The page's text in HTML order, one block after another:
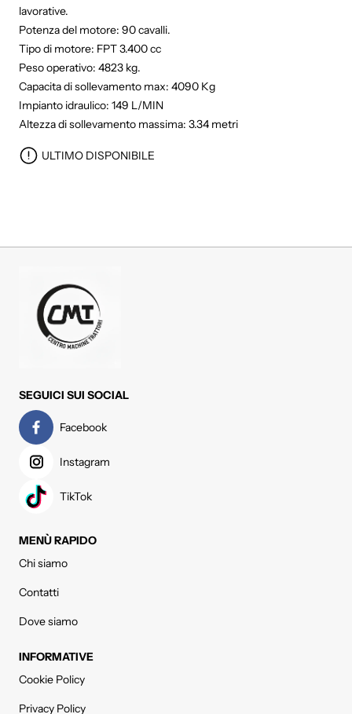
lavorative.
Potenza del motore: 90 cavalli.
Tipo di motore: FPT 3.400 cc
Peso operativo: 4823 kg.
Capacita di sollevamento max: 4090 Kg
Impianto idraulico: 149 L/MIN
Altezza di sollevamento massima: 3.34 metri
ULTIMO DISPONIBILE
SEGUICI SUI SOCIAL
Facebook
Instagram
TikTok
MENÙ RAPIDO
Chi siamo
Contatti
Dove siamo
INFORMATIVE
Cookie Policy
Privacy Policy